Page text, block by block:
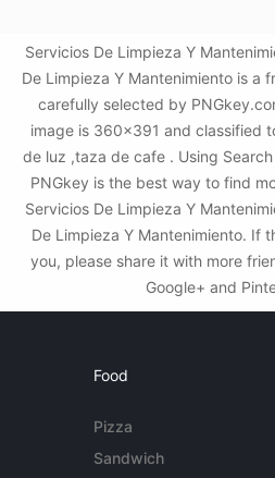
Servicios De Limpieza Y
De Limpieza Y Mantenimiento is a
carefully selected by
image is 360x391 and classified
de luz ,taza de cafe . Using
PNGkey is the best way to find
Servicios De Limpieza Y
De Limpieza Y Mantenimiento. If
you, please share it with more
Google+ and
Food
Pizza
Sandwich